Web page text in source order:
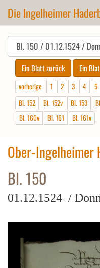
Die Ingelheimer
vorherige 1 2 3 4 5
Bl. 152
Bl. 152v Bl. 153
Bl. 160v
Bl. 161 Bl. 161v
Ober-Ingelheimer
Bl. 150
01.12.1524 /